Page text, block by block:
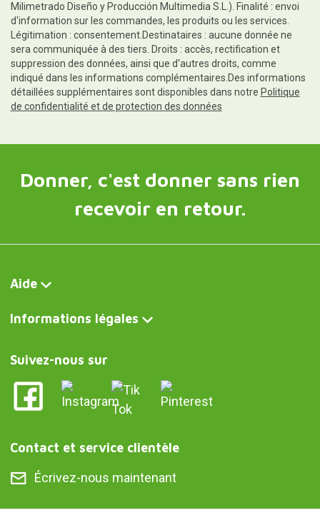
Milimetrado Diseño y Producción Multimedia S.L.). Finalité : envoi
d'information sur les commandes, les produits ou les services.
Légitimation : consentement.Destinataires : aucune donnée ne
sera communiquée à des tiers. Droits : accès, rectification et
suppression des données, ainsi que d'autres droits, comme
indiqué dans les informations complémentaires.Des informations
détaillées supplémentaires sont disponibles dans notre Politique
de confidentialité et de protection des données
Donner, c'est donner sans rien
recevoir en retour.
Aide
Informations légales
Suivez-nous sur
Contact et service clientèle
Écrivez-nous maintenant